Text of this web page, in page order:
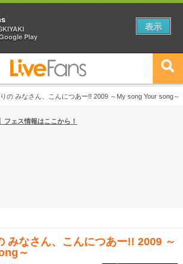
の みなさん、こんにつあー!! 2009 ～My song Your song～
ング】2026年上半期編発表！
フェス情報はここから！
みなさん、こんにつあー!! 2009 ～
～
Play
表示